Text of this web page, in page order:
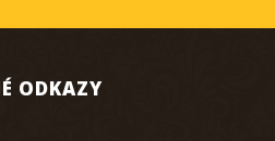
ODKAZY